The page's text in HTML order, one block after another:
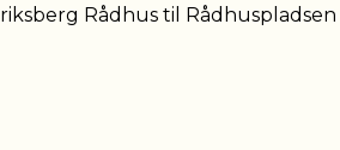
Rådhus til Rådhuspladsen